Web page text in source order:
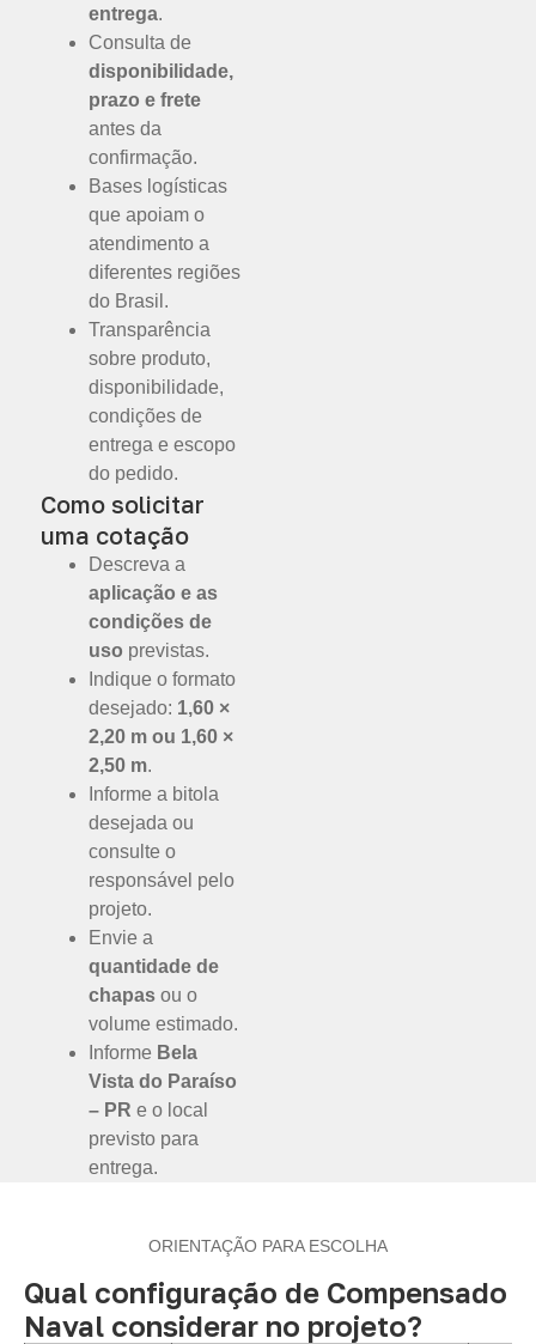
entrega.
Consulta de
disponibilidade,
prazo e frete
antes da
confirmação.
Bases logísticas
que apoiam o
atendimento a
diferentes regiões
do Brasil.
Transparência
sobre produto,
disponibilidade,
condições de
entrega e escopo
do pedido.
Como solicitar
uma cotação
Descreva a
aplicação e as
condições de
uso previstas.
Indique o formato
desejado: 1,60 ×
2,20 m ou 1,60 ×
2,50 m.
Informe a bitola
desejada ou
consulte o
responsável pelo
projeto.
Envie a
quantidade de
chapas ou o
volume estimado.
Informe Bela
Vista do Paraíso
– PR e o local
previsto para
entrega.
ORIENTAÇÃO PARA ESCOLHA
Qual configuração de Compensado
Naval considerar no projeto?